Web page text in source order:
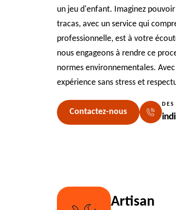
un jeu d'enfant. Imaginez
tracas, avec un service qui
professionnelle, est à votre
nous engageons à rendre ce
normes environnementales.
expérience sans stress et
Contactez-nous
Artisan